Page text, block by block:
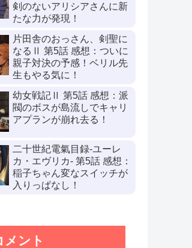
剣のないアリシアさんに新
たな力が発現！
片田舎のおっさん、剣聖に
なるⅡ 第5話 感想：ついに
親子対決の予感！ベリル先
生もやる気に！
幼女戦記Ⅱ 第5話 感想：派
閥のボスが島流しでキャリ
アプランが崩れ去る！
二十世紀電氣目録-ユーレ
カ・エヴリカ- 第5話 感想：
稲子ちゃん変なスイッチが
入りっぱなし！
メント